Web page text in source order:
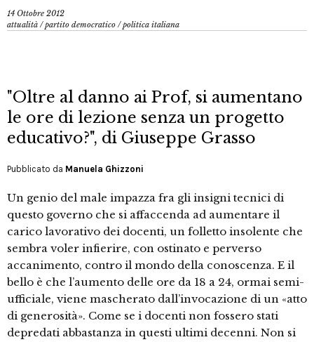
14 Ottobre 2012
attualità /partito democratico /politica italiana
"Oltre al danno ai Prof, si aumentano
le ore di lezione senza un progetto
educativo?", di Giuseppe Grasso
Pubblicato da Manuela Ghizzoni
Un genio del male impazza fra gli insigni tecnici di
questo governo che si affaccenda ad aumentare il
carico lavorativo dei docenti, un folletto insolente che
sembra voler infierire, con ostinato e perverso
accanimento, contro il mondo della conoscenza. E il
bello è che l’aumento delle ore da 18 a 24, ormai semi-
ufficiale, viene mascherato dall’invocazione di un «atto
di generosità». Come se i docenti non fossero stati
depredati abbastanza in questi ultimi decenni. Non si